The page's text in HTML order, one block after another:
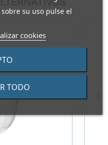
su uso pulse el
cookies
TODO